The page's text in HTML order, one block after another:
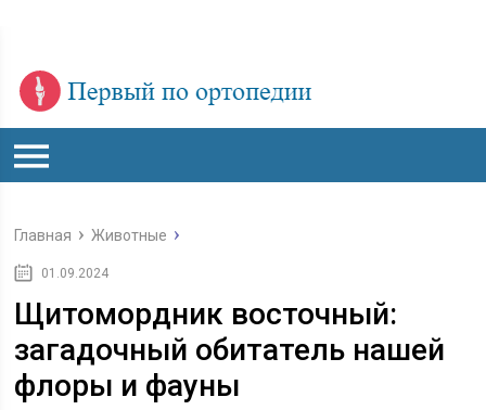
Главная Животные
01.09.2024
Щитомордник восточный:
загадочный обитатель нашей
флоры и фауны